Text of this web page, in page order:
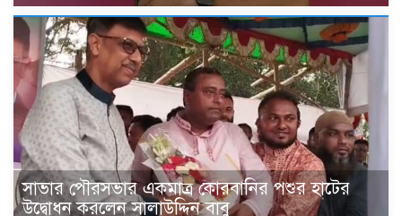
সাভার পৌরসভার একমাত্র কোরবানির পশুর হাটের
উদ্বোধন করলেন সালাউদ্দিন বাবু